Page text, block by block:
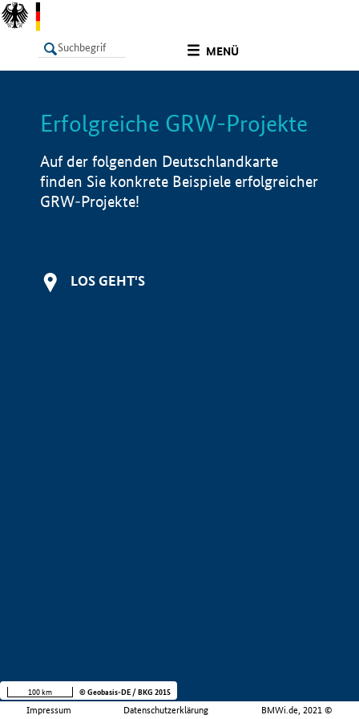
MENÜ
LISTE Info
Erfolgreiche GRW-Projekte
Auf der folgenden Deutschlandkarte
finden Sie konkrete Beispiele erfolgreicher
GRW-Projekte!
LOS GEHT'S
Impressum Datenschutzerklärung BMWi.de, 2021 ©
100 km © Geobasis-DE / BKG 2015